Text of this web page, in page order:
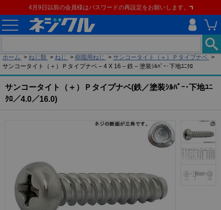
4月9日以前の会員様はパスワードの再設定をお願いします。
ホーム > ねじ類 > ねじ > 樹脂用ねじ > サンコータイト（＋）Ｐタイプナベ >
サンコータイト（＋）Ｐタイプナベ – 4 X 16 – 鉄 – 塗装ｼﾙﾊﾞｰ･下地ﾕﾆｸﾛ
サンコータイト（＋）Ｐタイプナベ(鉄／塗装ｼﾙﾊﾞｰ･下地ﾕﾆ
ｸﾛ／4.0／16.0)